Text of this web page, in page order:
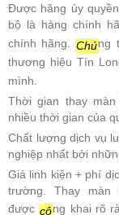
Được hãng ủy
bộ là hàng chính
chính hãng.Chúng
thương hiệu Tín
mình.
Thời gian thay
nhiều thời gian của
Chất lượng dịch vụ
nghiệp nhất bởi
Giá linh kiện + phí
trường. Thay
đượccông khai rõ